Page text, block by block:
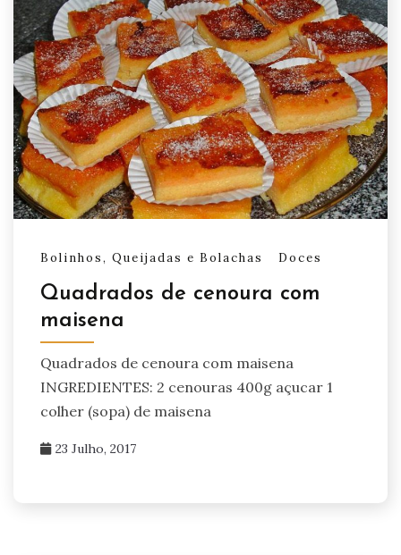
Bolinhos, Queijadas e Bolachas Doces
Quadrados de cenoura com
maisena
Quadrados de cenoura com maisena
INGREDIENTES: 2 cenouras 400g açucar 1
colher (sopa) de maisena
23 Julho, 2017